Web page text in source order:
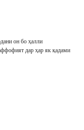
он бо ҳалли
дар ҳар як қадами